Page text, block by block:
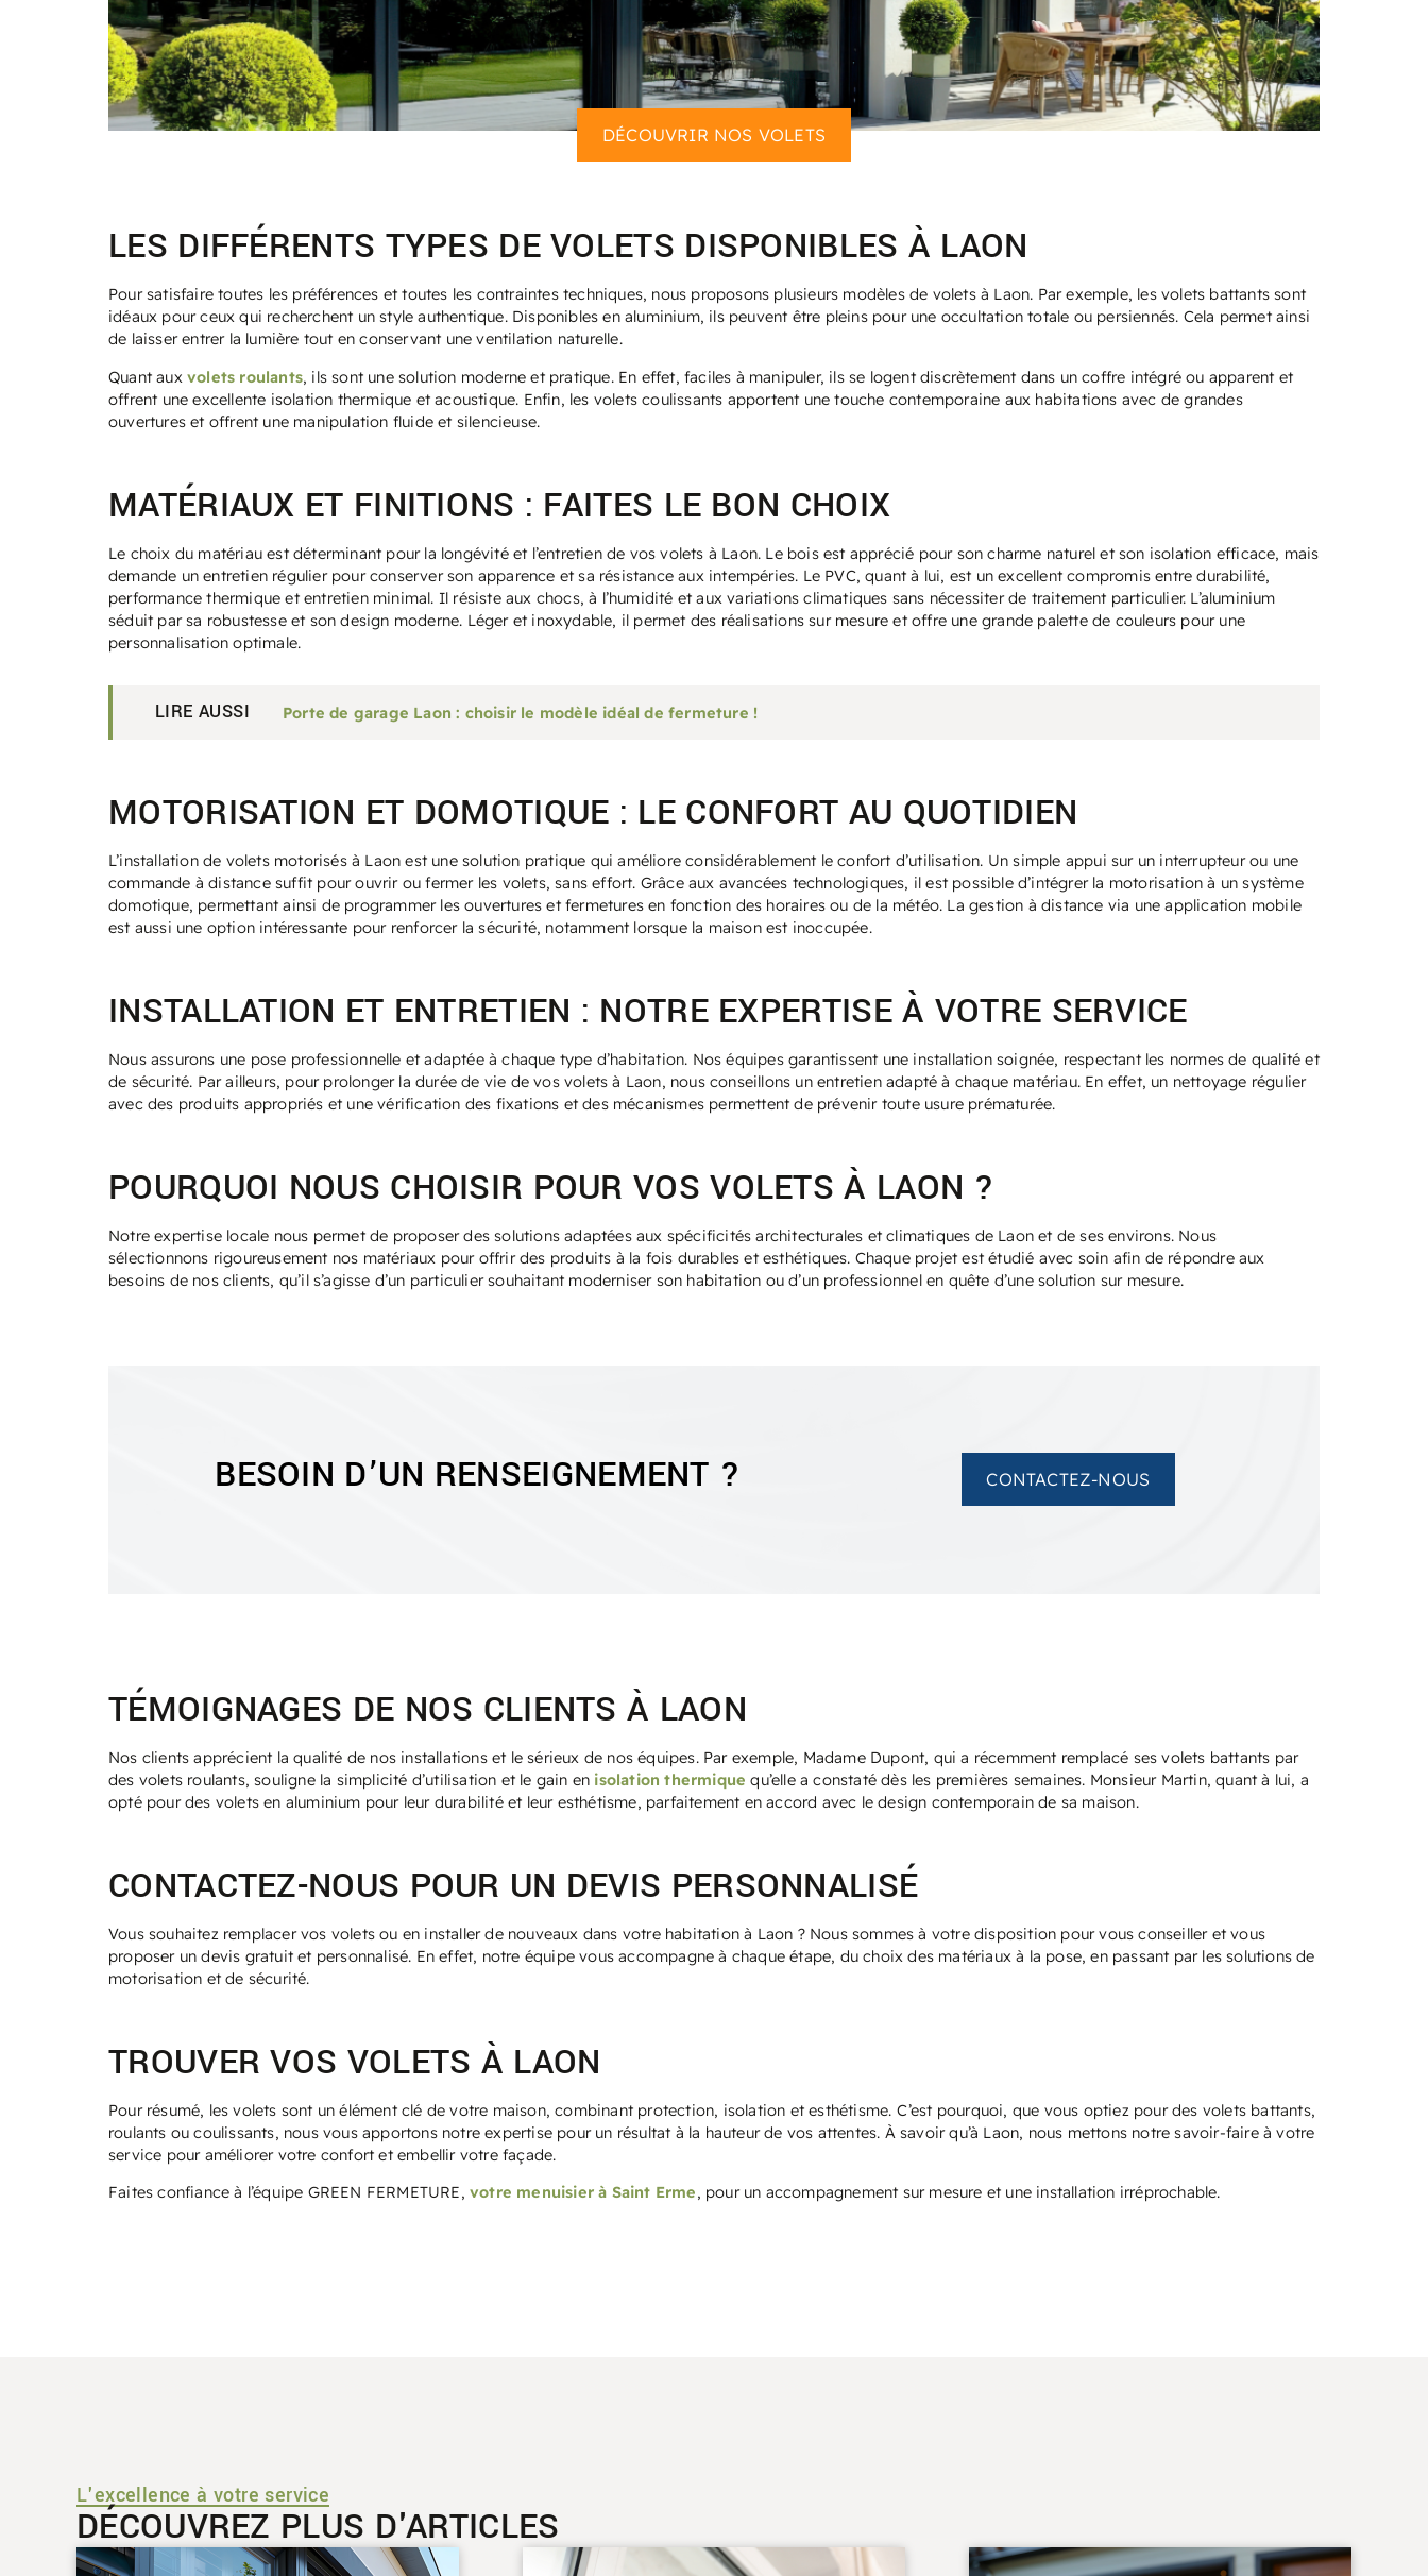
DÉCOUVRIR NOS VOLETS
LES DIFFÉRENTS TYPES DE VOLETS DISPONIBLES À LAON
Pour satisfaire toutes les préférences et toutes les contraintes techniques, nous proposons plusieurs modèles de volets à Laon. Par exemple, les volets battants sont
idéaux pour ceux qui recherchent un style authentique. Disponibles en aluminium, ils peuvent être pleins pour une occultation totale ou persiennés. Cela permet ainsi
de laisser entrer la lumière tout en conservant une ventilation naturelle.
Quant aux volets roulants, ils sont une solution moderne et pratique. En effet, faciles à manipuler, ils se logent discrètement dans un coffre intégré ou apparent et
offrent une excellente isolation thermique et acoustique. Enfin, les volets coulissants apportent une touche contemporaine aux habitations avec de grandes
ouvertures et offrent une manipulation fluide et silencieuse.
MATÉRIAUX ET FINITIONS : FAITES LE BON CHOIX
Le choix du matériau est déterminant pour la longévité et l’entretien de vos volets à Laon. Le bois est apprécié pour son charme naturel et son isolation efficace, mais
demande un entretien régulier pour conserver son apparence et sa résistance aux intempéries. Le PVC, quant à lui, est un excellent compromis entre durabilité,
performance thermique et entretien minimal. Il résiste aux chocs, à l’humidité et aux variations climatiques sans nécessiter de traitement particulier. L’aluminium
séduit par sa robustesse et son design moderne. Léger et inoxydable, il permet des réalisations sur mesure et offre une grande palette de couleurs pour une
personnalisation optimale.
LIRE AUSSI Porte de garage Laon : choisir le modèle idéal de fermeture !
MOTORISATION ET DOMOTIQUE : LE CONFORT AU QUOTIDIEN
L’installation de volets motorisés à Laon est une solution pratique qui améliore considérablement le confort d’utilisation. Un simple appui sur un interrupteur ou une
commande à distance suffit pour ouvrir ou fermer les volets, sans effort. Grâce aux avancées technologiques, il est possible d’intégrer la motorisation à un système
domotique, permettant ainsi de programmer les ouvertures et fermetures en fonction des horaires ou de la météo. La gestion à distance via une application mobile
est aussi une option intéressante pour renforcer la sécurité, notamment lorsque la maison est inoccupée.
INSTALLATION ET ENTRETIEN : NOTRE EXPERTISE À VOTRE SERVICE
Nous assurons une pose professionnelle et adaptée à chaque type d’habitation. Nos équipes garantissent une installation soignée, respectant les normes de qualité et
de sécurité. Par ailleurs, pour prolonger la durée de vie de vos volets à Laon, nous conseillons un entretien adapté à chaque matériau. En effet, un nettoyage régulier
avec des produits appropriés et une vérification des fixations et des mécanismes permettent de prévenir toute usure prématurée.
POURQUOI NOUS CHOISIR POUR VOS VOLETS À LAON ?
Notre expertise locale nous permet de proposer des solutions adaptées aux spécificités architecturales et climatiques de Laon et de ses environs. Nous
sélectionnons rigoureusement nos matériaux pour offrir des produits à la fois durables et esthétiques. Chaque projet est étudié avec soin afin de répondre aux
besoins de nos clients, qu’il s’agisse d’un particulier souhaitant moderniser son habitation ou d’un professionnel en quête d’une solution sur mesure.
BESOIN D’UN RENSEIGNEMENT ? CONTACTEZ-NOUS
TÉMOIGNAGES DE NOS CLIENTS À LAON
Nos clients apprécient la qualité de nos installations et le sérieux de nos équipes. Par exemple, Madame Dupont, qui a récemment remplacé ses volets battants par
des volets roulants, souligne la simplicité d’utilisation et le gain en isolation thermique qu’elle a constaté dès les premières semaines. Monsieur Martin, quant à lui, a
opté pour des volets en aluminium pour leur durabilité et leur esthétisme, parfaitement en accord avec le design contemporain de sa maison.
CONTACTEZ-NOUS POUR UN DEVIS PERSONNALISÉ
Vous souhaitez remplacer vos volets ou en installer de nouveaux dans votre habitation à Laon ? Nous sommes à votre disposition pour vous conseiller et vous
proposer un devis gratuit et personnalisé. En effet, notre équipe vous accompagne à chaque étape, du choix des matériaux à la pose, en passant par les solutions de
motorisation et de sécurité.
TROUVER VOS VOLETS À LAON
Pour résumé, les volets sont un élément clé de votre maison, combinant protection, isolation et esthétisme. C’est pourquoi, que vous optiez pour des volets battants,
roulants ou coulissants, nous vous apportons notre expertise pour un résultat à la hauteur de vos attentes. À savoir qu’à Laon, nous mettons notre savoir-faire à votre
service pour améliorer votre confort et embellir votre façade.
Faites confiance à l’équipe GREEN FERMETURE, votre menuisier à Saint Erme, pour un accompagnement sur mesure et une installation irréprochable.
L'excellence à votre service
DÉCOUVREZ PLUS D'ARTICLES